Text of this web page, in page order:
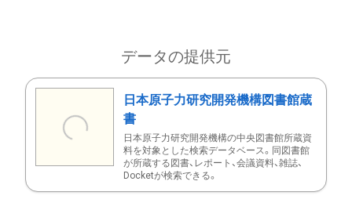
データの提供元
日本原子力研究開発機構図書館蔵
書
日本原子力研究開発機構の中央図書館所蔵資
料を対象とした検索データベース。同図書館
が所蔵する図書、レポート、会議資料、雑誌、
Docketが検索できる。